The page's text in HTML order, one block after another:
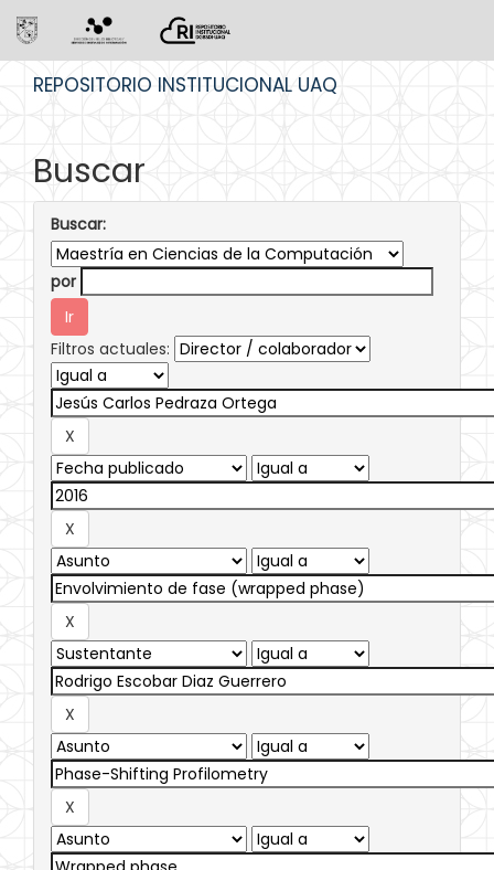
REPOSITORIO INSTITUCIONAL UAQ
Buscar
Buscar:
por
Filtros actuales: